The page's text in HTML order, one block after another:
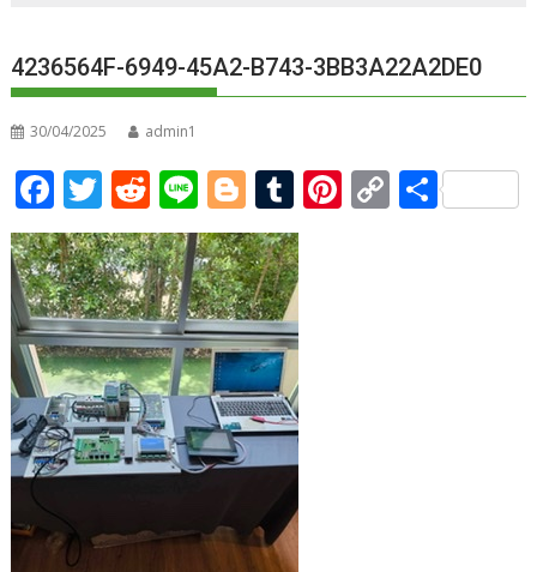
4236564F-6949-45A2-B743-3BB3A22A2DE0
30/04/2025 admin1
F
ac
e
b
o
o
k
T
w
itt
er
R
e
d
di
t
Li
n
e
Bl
o
g
g
er
T
u
m
bl
r
Pi C S